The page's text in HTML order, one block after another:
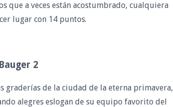
que a veces están acostumbrado, cualquiera
lugar con 14 puntos.
2
graderías de la ciudad de la eterna primavera,
alegres eslogan de su equipo favorito del